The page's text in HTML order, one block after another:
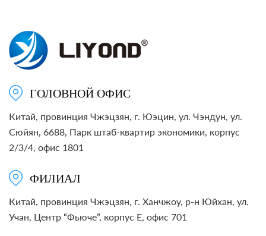
ГОЛОВНОЙ ОФИС
Китай, провинция Чжэцзян, г. Юэцин, ул. Чэндун, ул.
Сюйян, 6688, Парк штаб-квартир экономики, корпус
2/3/4, офис 1801
ФИЛИАЛ
Китай, провинция Чжэцзян, г. Ханчжоу, р-н Юйхан, ул.
Учан, Центр “Фьюче”, корпус E, офис 701